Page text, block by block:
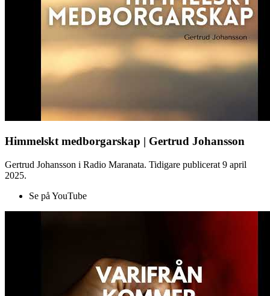
Himmelskt medborgarskap | Gertrud Johansson
Gertrud Johansson i Radio Maranata. Tidigare publicerat 9 april
2025.
Se på YouTube